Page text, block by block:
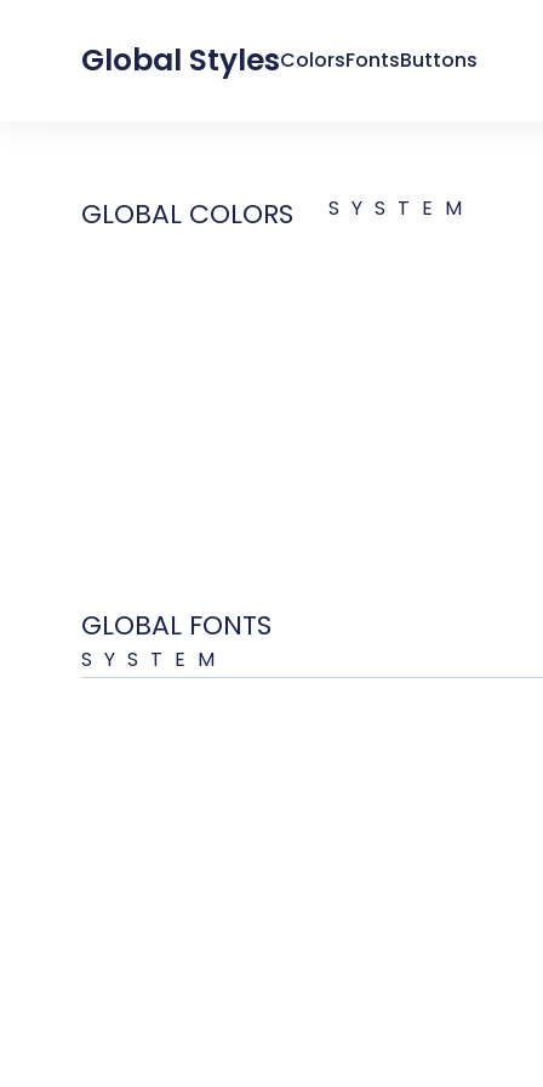
Global StylesColorsFontsButtons
GLOBAL COLORS SYSTEM
GLOBAL FONTS
SYSTEM